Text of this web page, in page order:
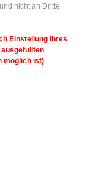
nicht an Dritte
Einstellung Ihres
möglich ist)